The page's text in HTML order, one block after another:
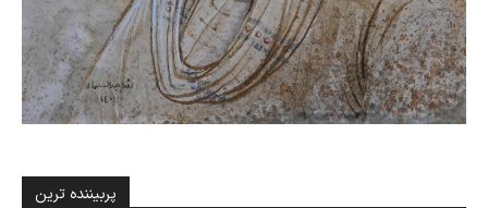
پربیننده ترین